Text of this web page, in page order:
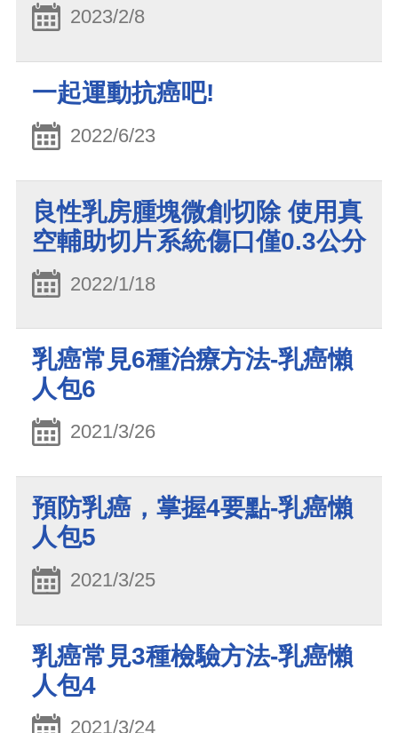
2023/2/8
一起運動抗癌吧!
2022/6/23
良性乳房腫塊微創切除 使用真
空輔助切片系統傷口僅0.3公分
2022/1/18
乳癌常見6種治療方法-乳癌懶
人包6
2021/3/26
預防乳癌，掌握4要點-乳癌懶
人包5
2021/3/25
乳癌常見3種檢驗方法-乳癌懶
人包4
2021/3/24